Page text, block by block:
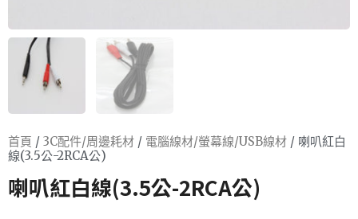
首頁 / 3C配件/周邊耗材 / 電腦線材/螢幕線/USB線材 / 喇叭紅白
線(3.5公-2RCA公)
喇叭紅白線(3.5公-2RCA公)